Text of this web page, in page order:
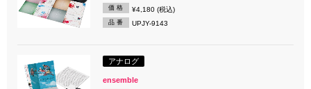
価 格 ¥4,180 (税込)
品 番 UPJY-9143
アナログ
ensemble